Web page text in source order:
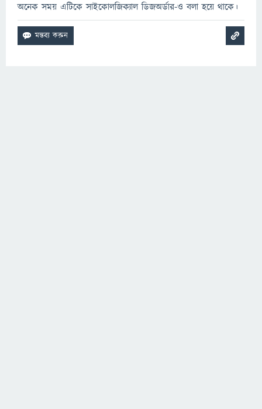
অনেক সময় এটিকে সাইকোলজিক্যাল ডিজঅর্ডার-ও বলা হয়ে থাকে।